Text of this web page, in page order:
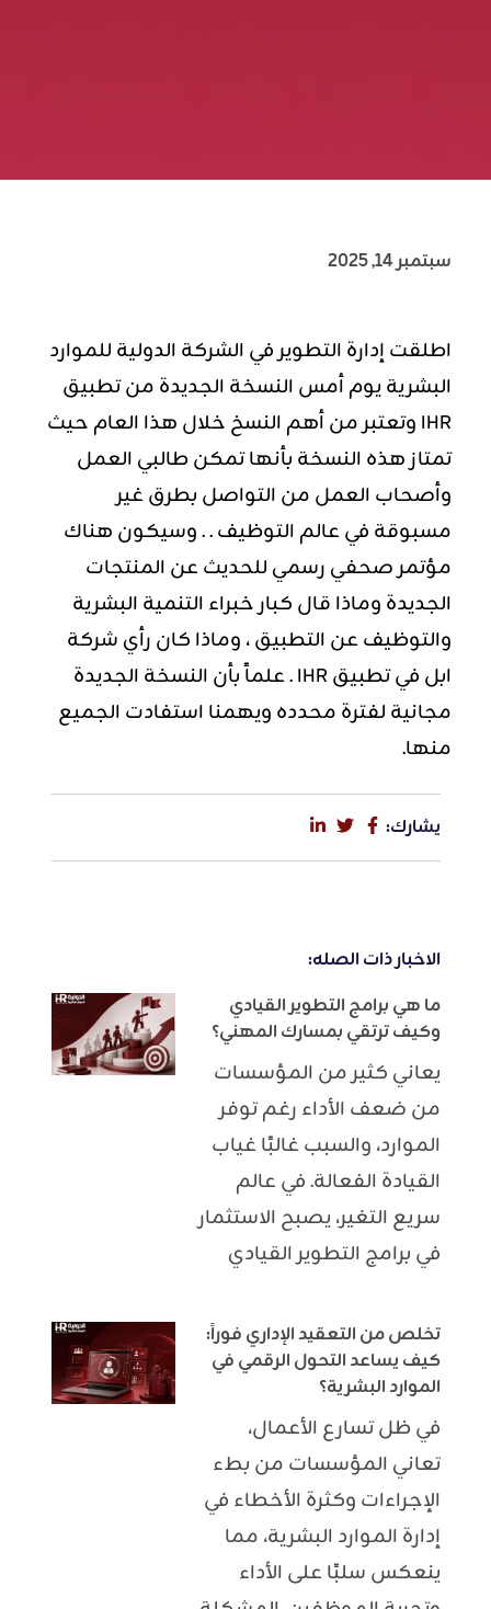
سبتمبر 14, 2025
اطلقت إدارة التطوير في الشركة الدولية للموارد
البشرية يوم أمس النسخة الجديدة من تطبيق
IHR وتعتبر من أهم النسخ خلال هذا العام حيث
تمتاز هذه النسخة بأنها تمكن طالبي العمل
وأصحاب العمل من التواصل بطرق غير
مسبوقة في عالم التوظيف . . وسيكون هناك
مؤتمر صحفي رسمي للحديث عن المنتجات
الجديدة وماذا قال كبار خبراء التنمية البشرية
والتوظيف عن التطبيق ، وماذا كان رأي شركة
ابل في تطبيق IHR . علماً بأن النسخة الجديدة
مجانية لفترة محدده ويهمنا استفادت الجميع
منها.
يشارك:
الاخبار ذات الصله:
ما هي برامج التطوير القيادي
وكيف ترتقي بمسارك المهني؟
يعاني كثير من المؤسسات
من ضعف الأداء رغم توفر
الموارد، والسبب غالبًا غياب
القيادة الفعالة. في عالم
سريع التغير، يصبح الاستثمار
في برامج التطوير القيادي
تخلص من التعقيد الإداري فوراً:
كيف يساعد التحول الرقمي في
الموارد البشرية؟
في ظل تسارع الأعمال،
تعاني المؤسسات من بطء
الإجراءات وكثرة الأخطاء في
إدارة الموارد البشرية، مما
ينعكس سلبًا على الأداء